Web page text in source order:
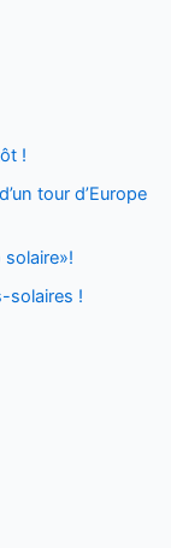
!
tour d’Europe
solaires !